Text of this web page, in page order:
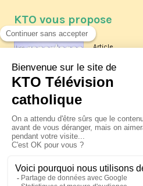
KTO vous propose
Article
Les
La visite
XIV à
jeudi 6 août
Le pape en
Pérou du 6